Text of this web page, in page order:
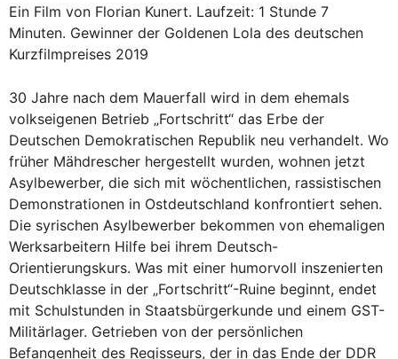
Ein Film von Florian Kunert. Laufzeit: 1 Stunde 7
Minuten. Gewinner der Goldenen Lola des deutschen
Kurzfilmpreises 2019
30 Jahre nach dem Mauerfall wird in dem ehemals
volkseigenen Betrieb „Fortschritt“ das Erbe der
Deutschen Demokratischen Republik neu verhandelt. Wo
früher Mähdrescher hergestellt wurden, wohnen jetzt
Asylbewerber, die sich mit wöchentlichen, rassistischen
Demonstrationen in Ostdeutschland konfrontiert sehen.
Die syrischen Asylbewerber bekommen von ehemaligen
Werksarbeitern Hilfe bei ihrem Deutsch-
Orientierungskurs. Was mit einer humorvoll inszenierten
Deutschklasse in der „Fortschritt“-Ruine beginnt, endet
mit Schulstunden in Staatsbürgerkunde und einem GST-
Militärlager. Getrieben von der persönlichen
Befangenheit des Regisseurs, der in das Ende der DDR